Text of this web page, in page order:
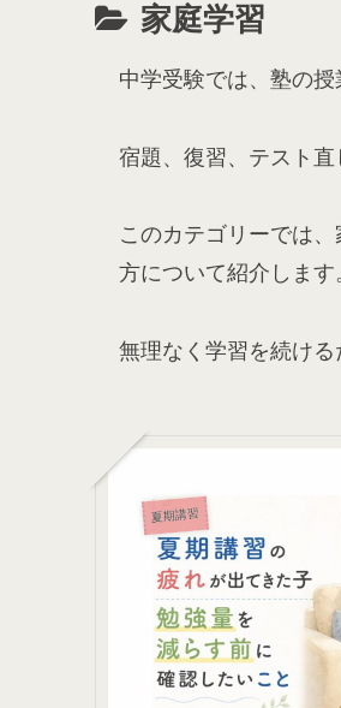
家庭学習
中学受験では、塾の
宿題、復習、テスト直
このカテゴリーでは
方について紹介します
無理なく学習を続ける
夏期講習